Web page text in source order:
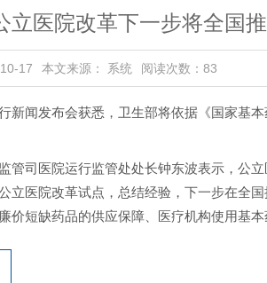
立医院改革下一步将全国
17 本文来源： 系统 阅读次数： 83
新闻发布会获悉，卫生部将依据《国家基
管司医院运行监管处处长钟东波表示，公
立医院改革试点，总结经验，下一步在全
价短缺药品的供应保障、医疗机构使用基